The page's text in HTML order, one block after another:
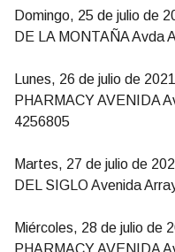
Domingo, 25 de julio de
DE LA MONTAÑA Avda
Lunes, 26 de julio de 2021
PHARMACY AVENIDA
4256805
Martes, 27 de julio de
DEL SIGLO Avenida
Miércoles, 28 de julio de